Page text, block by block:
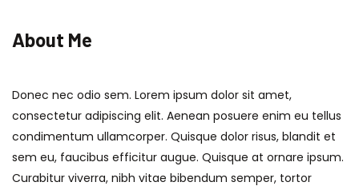
About Me
Donec nec odio sem. Lorem ipsum dolor sit amet,
consectetur adipiscing elit. Aenean posuere enim eu tellus
condimentum ullamcorper. Quisque dolor risus, blandit et
sem eu, faucibus efficitur augue. Quisque at ornare ipsum.
Curabitur viverra, nibh vitae bibendum semper, tortor